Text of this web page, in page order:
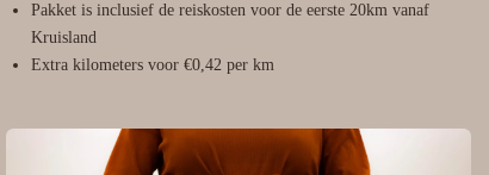
Pakket is inclusief de reiskosten voor de eerste 20km vanaf
Kruisland
Extra kilometers voor €0,42 per km